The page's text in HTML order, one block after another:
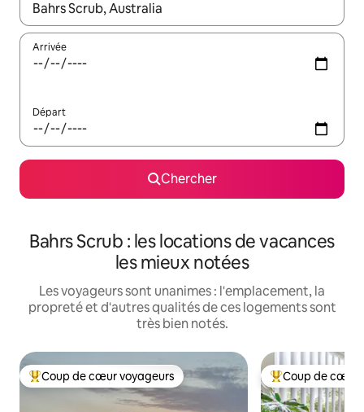
Quand les résultats sont affichés, parcourez-les en utilisant
Arrivée
Départ
Chercher
Bahrs Scrub : les locations de vacances
les mieux notées
Les voyageurs sont unanimes : l'emplacement, la
propreté et d'autres qualités de ces logements sont
très bien notés.
Coup de cœur voyageurs parmi les plus aimés
Coup de cœur voyageurs Coup de cœur
Coup de cœur